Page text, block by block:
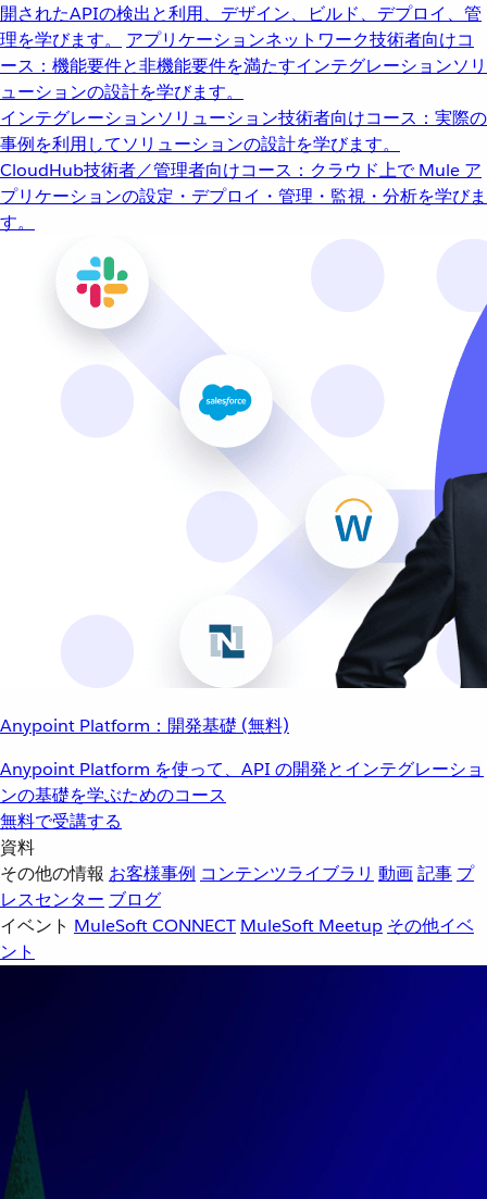
開されたAPIの検出と利用、デザイン、ビルド、デプロイ、管
理を学びます。
アプリケーションネットワーク技術者向けコ
ース：機能要件と非機能要件を満たすインテグレーションソリ
ューションの設計を学びます。
インテグレーションソリューション技術者向けコース：実際の
事例を利用してソリューションの設計を学びます。
CloudHub技術者／管理者向けコース：クラウド上で Mule ア
プリケーションの設定・デプロイ・管理・監視・分析を学びま
す。
Anypoint Platform：開発基礎 (無料)
Anypoint Platform を使って、API の開発とインテグレーショ
ンの基礎を学ぶためのコース
無料で受講する
資料
その他の情報 お客様事例 コンテンツライブラリ 動画記事 プ
レスセンター ブログ
イベント MuleSoft CONNECT MuleSoft Meetup その他イベ
ント